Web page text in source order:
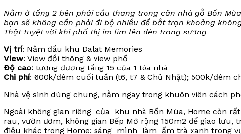
Nằm ở tầng 2 bên phải cầu thang trong căn nhà gỗ Bốn
bạn sẽ không cần phải đi bộ nhiều để bắt trọn khoảng
Thật tuyệt vời khi phố thị im lìm lên đèn trong sương.
Vị trí: Nằm đầu khu Dalat Memories
View: View đồi thông & view phố
Độ cao: tương đương tầng 15 của 1 tòa nhà
Chi phí: 600k/đêm cuối tuần (t6, t7 & Chủ Nhật); 500k/đêm
Nhà vệ sinh dùng chung, nằm ngay trong khuôn viên cách
Ngoài không gian riêng của khu nhà Bốn Mùa, Home còn
rau, vườn ươm, không gian Bếp Mở rộng 150m2 để giao
điệu khác trong Home: sáng mình làm ấm trà xanh